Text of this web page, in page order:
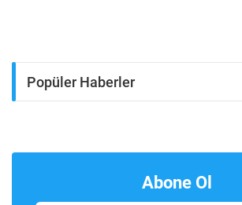
Popüler Haberler
Abone Ol